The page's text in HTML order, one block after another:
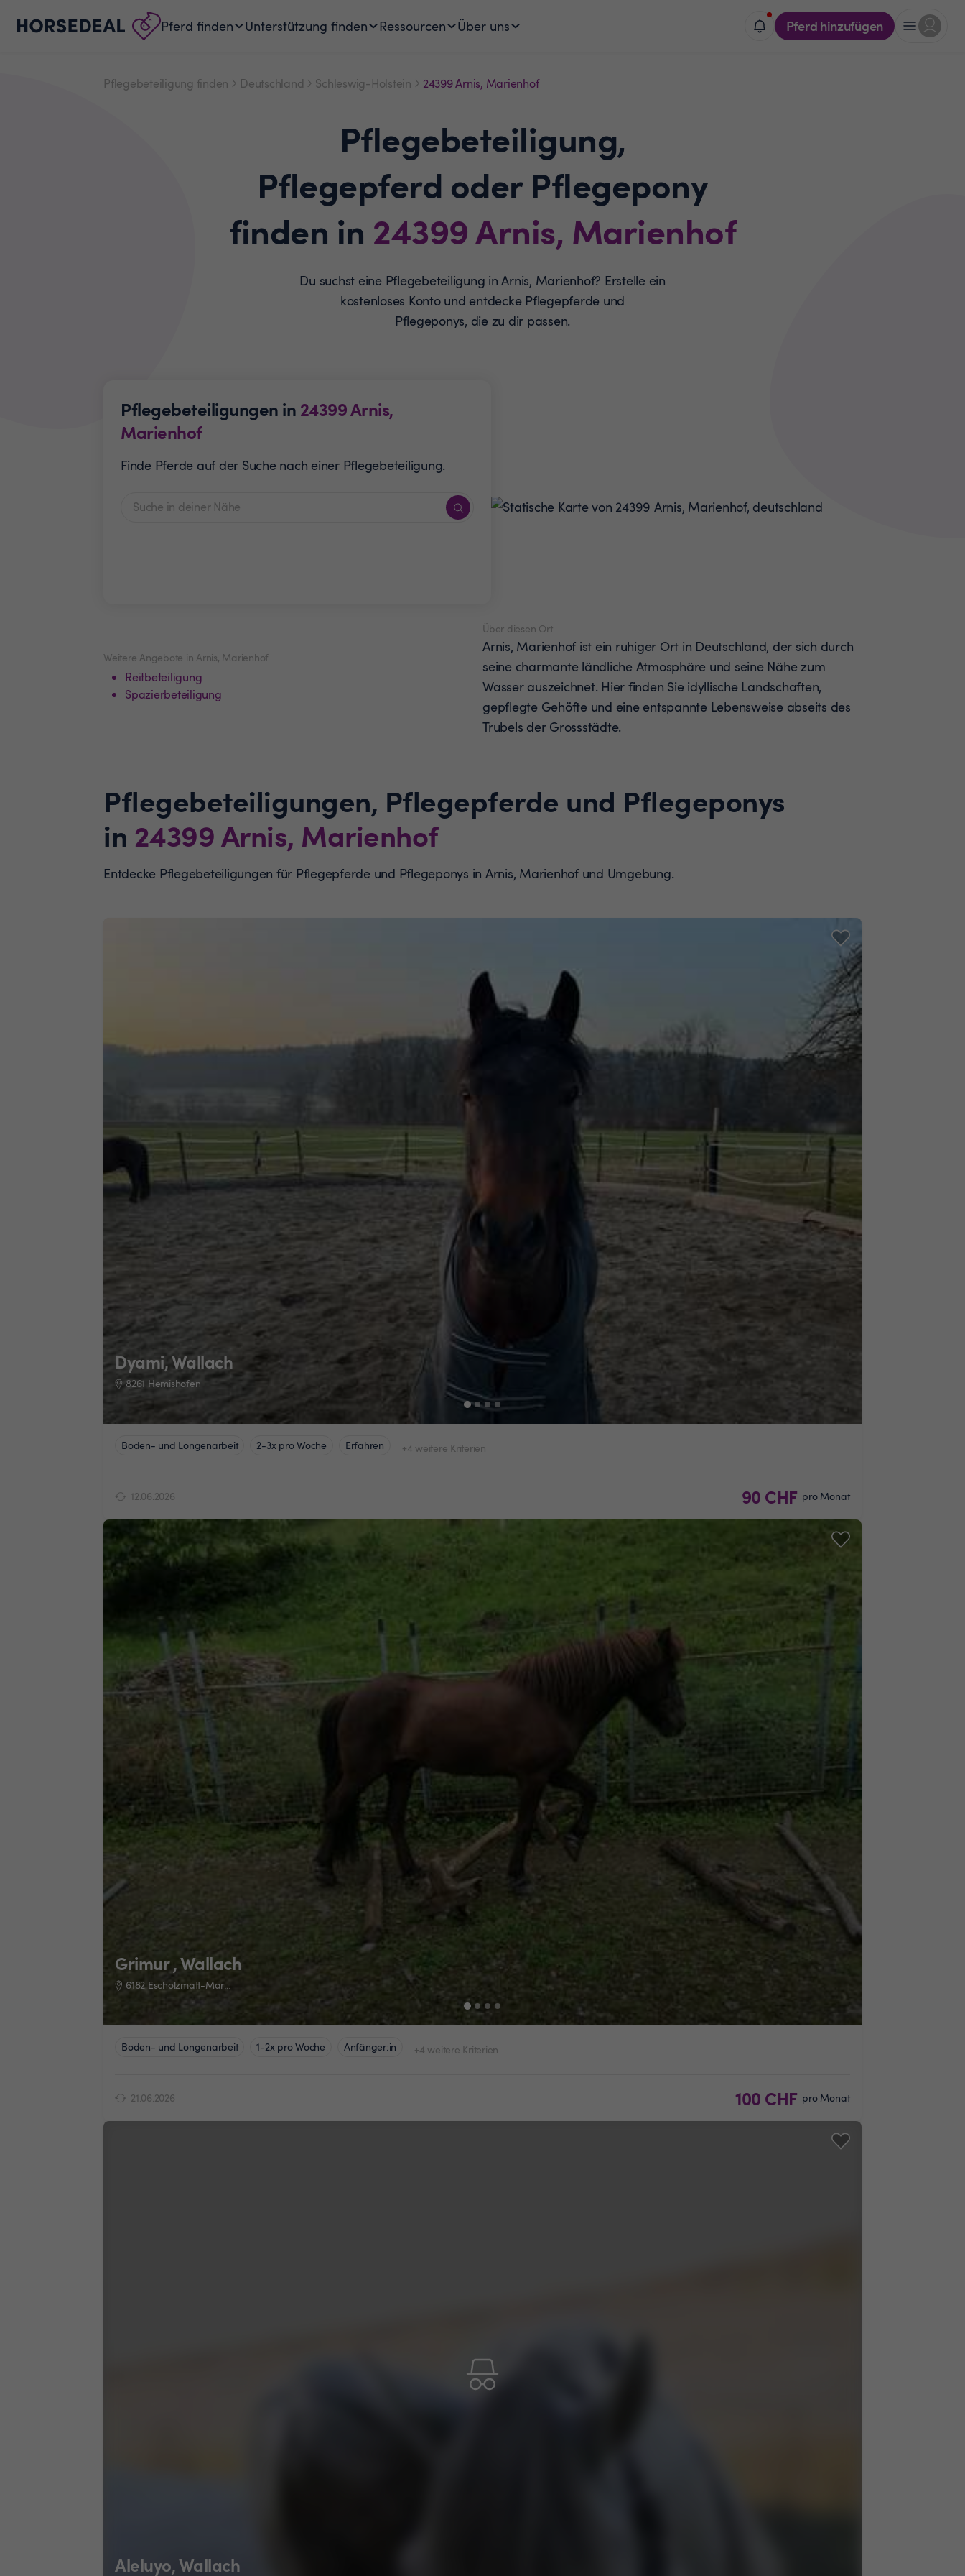
Pferd finden Unterstützung finden Ressourcen Über uns Pferd hinzufügen
Pflegebeteiligung finden Deutschland Schleswig-Holstein 24399 Arnis, Marienhof
Pflegebeteiligung,
Pflegepferd oder Pflegepony
finden in 24399Arnis, Marienhof
Du suchst eine Pflegebeteiligung in Arnis, Marienhof? Erstelle ein
kostenloses Konto und entdecke Pflegepferde und
Pflegeponys, die zu dir passen.
Pflegebeteiligungen in 24399Arnis,
Marienhof
Finde Pferde auf der Suche nach einer Pflegebeteiligung.
Weitere Angebote in Arnis, Marienhof
Reitbeteiligung
Spazierbeteiligung
Über diesen Ort
Arnis, Marienhof ist ein ruhiger Ort in Deutschland, der sich durch
seine charmante ländliche Atmosphäre und seine Nähe zum
Wasser auszeichnet. Hier finden Sie idyllische Landschaften,
gepflegte Gehöfte und eine entspannte Lebensweise abseits des
Trubels der Grossstädte.
Pflegebeteiligungen, Pflegepferde und Pflegeponys
in 24399Arnis, Marienhof
Entdecke Pflegebeteiligungen für Pflegepferde und Pflegeponys in Arnis, Marienhof und Umgebung.
Dyami, Wallach
8261 Hemishofen
Boden- und Longenarbeit 2-3x pro Woche Erfahren +4 weitere Kriterien
12.06.2026 90 CHF pro Monat
Grimur , Wallach
6182 Escholzmatt-Marbach
Boden- und Longenarbeit 1-2x pro Woche Anfänger:in +4 weitere Kriterien
21.06.2026 100 CHF pro Monat
Aleluyo, Wallach